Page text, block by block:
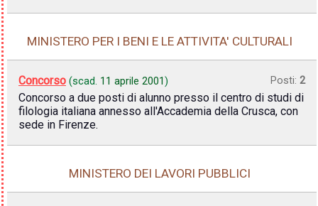
MINISTERO PER I BENI E LE ATTIVITA' CULTURALI
Concorso (scad. 11 aprile 2001) Posti: 2
Concorso a due posti di alunno presso il centro di studi di
filologia italiana annesso all'Accademia della Crusca, con
sede in Firenze.
MINISTERO DEI LAVORI PUBBLICI